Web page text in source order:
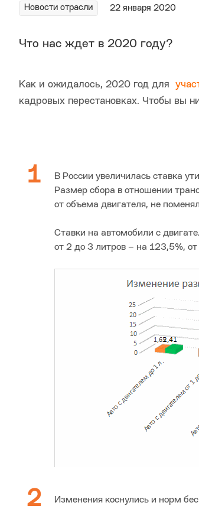
Новости отрасли 22 января 2020
Что нас ждет в 2020 году?
Как и ожидалось, 2020 год для
кадровых перестановках. Чтобы вы
В России увеличилась ставка
Размер сбора в отношении
от объема двигателя, не
Ставки на автомобили с
от 2 до 3 литров – на 123,5%,
Изменения коснулись и норм